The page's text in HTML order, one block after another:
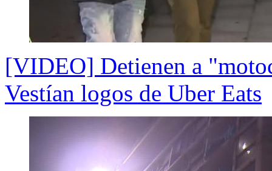
[VIDEO] Detienen a
Vestían logos de Uber Eats